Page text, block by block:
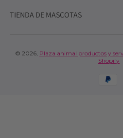
TIENDA DE MASCOTAS
© 2026, Plaza animal productos y
Shopify